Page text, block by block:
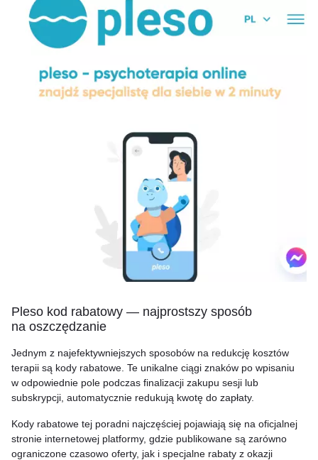
Pleso kod rabatowy — najprostszy sposób
na oszczędzanie
Jednym z najefektywniejszych sposobów na redukcję kosztów
terapii są kody rabatowe. Te unikalne ciągi znaków po wpisaniu
w odpowiednie pole podczas finalizacji zakupu sesji lub
subskrypcji, automatycznie redukują kwotę do zapłaty.
Kody rabatowe tej poradni najczęściej pojawiają się na oficjalnej
stronie internetowej platformy, gdzie publikowane są zarówno
ograniczone czasowo oferty, jak i specjalne rabaty z okazji